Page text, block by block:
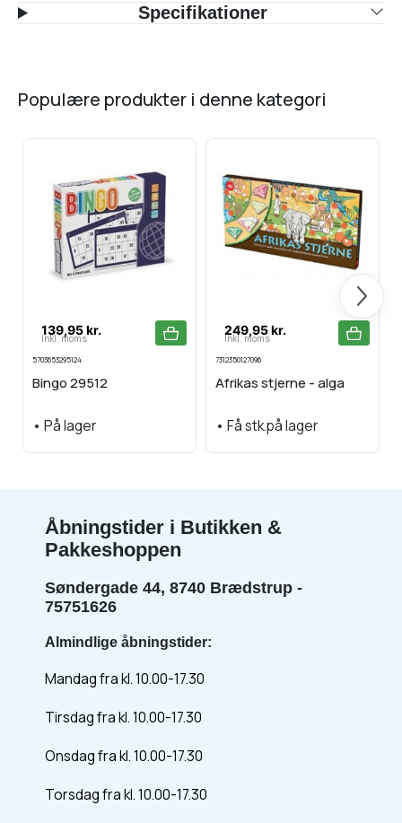
Specifikationer
populære produkter i denne kategori
Næste
139,95 kr.
Inkl. moms
5703653295124
Bingo 29512
• På lager
249,95 kr.
Inkl. moms
7312350127096
Afrikas stjerne - alga
• Få stk.på lager
Åbningstider i Butikken &
Pakkeshoppen
Søndergade 44, 8740 Brædstrup -
75751626
Almindlige åbningstider:
Mandag fra kl. 10.00-17.30
Tirsdag fra kl. 10.00-17.30
Onsdag fra kl. 10.00-17.30
Torsdag fra kl. 10.00-17.30